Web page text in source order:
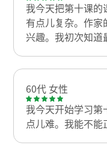
我今天把第十课的
有点儿复杂。作
兴趣。我初次知道
60代 女性
我今天开始学习第
点儿难。我能不能